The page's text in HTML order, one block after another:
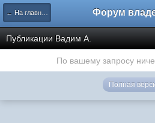
← На главную
Публикации Вадим А.
По вашему запросу
Полная